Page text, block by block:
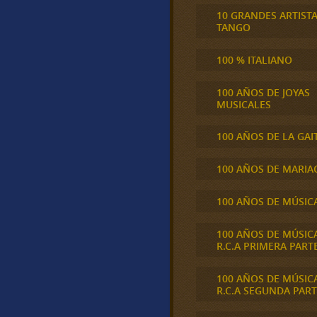
10 GRANDES
TANGO
100 % ITALIANO
100 AÑOS DE JOYAS
MUSICALES
100 AÑOS DE LA
100 AÑOS DE
100 AÑOS DE
100 AÑOS DE
R.C.A PRIMERA
100 AÑOS DE
R.C.A SEGUNDA